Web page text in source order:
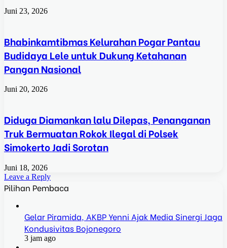
Juni 23, 2026
Bhabinkamtibmas Kelurahan Pogar Pantau
Budidaya Lele untuk Dukung Ketahanan
Pangan Nasional
Juni 20, 2026
Diduga Diamankan lalu Dilepas, Penanganan
Truk Bermuatan Rokok Ilegal di Polsek
Simokerto Jadi Sorotan
Juni 18, 2026
Leave a Reply
Pilihan Pembaca
Gelar Piramida, AKBP Yenni Ajak Media Sinergi Jaga
Kondusivitas Bojonegoro
3 jam ago